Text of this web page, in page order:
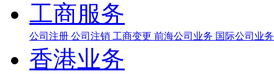
工商服务
公司注册 公司注销 工商变更 前海公司业务 国际公司业
香港业务